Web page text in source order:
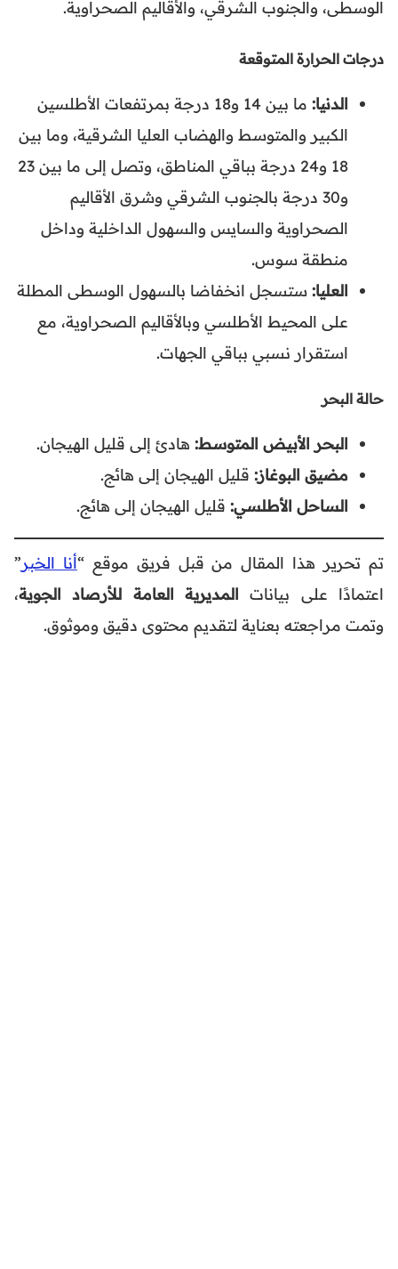
الوسطى، والجنوب الشرقي، والأقاليم الصحراوية.
درجات الحرارة المتوقعة
الدنيا:
ما بين 14 و18 درجة بمرتفعات الأطلسين
الكبير والمتوسط والهضاب العليا الشرقية، وما بين
18 و24 درجة بباقي المناطق، وتصل إلى ما بين 23
و30 درجة بالجنوب الشرقي وشرق الأقاليم
الصحراوية والسايس والسهول الداخلية وداخل
منطقة سوس.
العليا: ستسجل انخفاضا بالسهول الوسطى المطلة
على المحيط الأطلسي وبالأقاليم الصحراوية، مع
استقرار نسبي بباقي الجهات.
حالة البحر
البحر الأبيض المتوسط: هادئ إلى قليل الهيجان.
مضيق البوغاز: قليل الهيجان إلى هائج.
الساحل الأطلسي: قليل الهيجان إلى هائج.
تم تحرير هذا المقال من قبل فريق موقع “أنا الخبر”
اعتمادًا على بيانات المديرية العامة للأرصاد الجوية،
وتمت مراجعته بعناية لتقديم محتوى دقيق وموثوق.